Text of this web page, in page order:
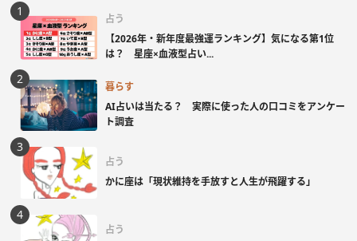
占う
【2026年・新年度最強運ランキング】気になる第1位
は？ 星座×血液型占い...
暮らす
AI占いは当たる？ 実際に使った人の口コミをアンケー
ト調査
占う
かに座は「現状維持を手放すと人生が飛躍する」
占う